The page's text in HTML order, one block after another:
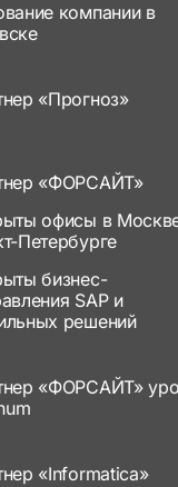
компании в
«Прогноз»
«ФОРСАЙТ»
офисы в
Петербурге
бизнес-
SAP и
решений
«ФОРСАЙТ»
«Informatica»